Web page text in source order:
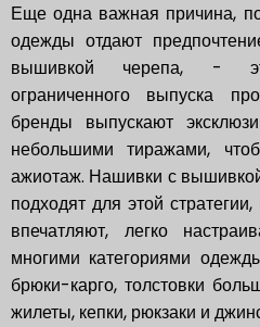
Еще одна важная причина,
одежды отдают
вышивкой черепа, -
ограниченного выпуска
бренды выпускают
небольшими тиражами,
ажиотаж. Нашивки с
подходят для этой
впечатляют, легко
многими категориями
брюки-карго, толстовки
жилеты, кепки, рюкзаки и